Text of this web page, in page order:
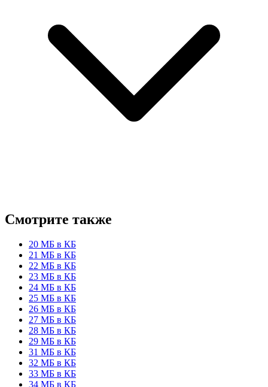
Смотрите также
20 МБ в КБ
21 МБ в КБ
22 МБ в КБ
23 МБ в КБ
24 МБ в КБ
25 МБ в КБ
26 МБ в КБ
27 МБ в КБ
28 МБ в КБ
29 МБ в КБ
31 МБ в КБ
32 МБ в КБ
33 МБ в КБ
34 МБ в КБ